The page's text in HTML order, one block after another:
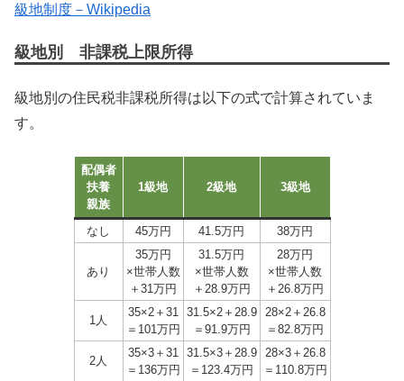
級地制度－Wikipedia
級地別 非課税上限所得
級地別の住民税非課税所得は以下の式で計算されていま
す。
配偶者
扶養
親族
1級地 2級地 3級地
なし 45万円 41.5万円 38万円
あり
35万円
×世帯人数
＋31万円
31.5万円
×世帯人数
＋28.9万円
28万円
×世帯人数
＋26.8万円
1人
35×2＋31
＝101万円
31.5×2＋28.9
＝91.9万円
28×2＋26.8
＝82.8万円
2人
35×3＋31
＝136万円
31.5×3＋28.9
＝123.4万円
28×3＋26.8
＝110.8万円